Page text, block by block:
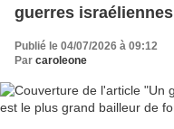
guerres israéliennes
Publié le 04/07/2026 à 09:12
Par caroleone